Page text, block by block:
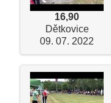
16,90
Dětkovice
09. 07. 2022